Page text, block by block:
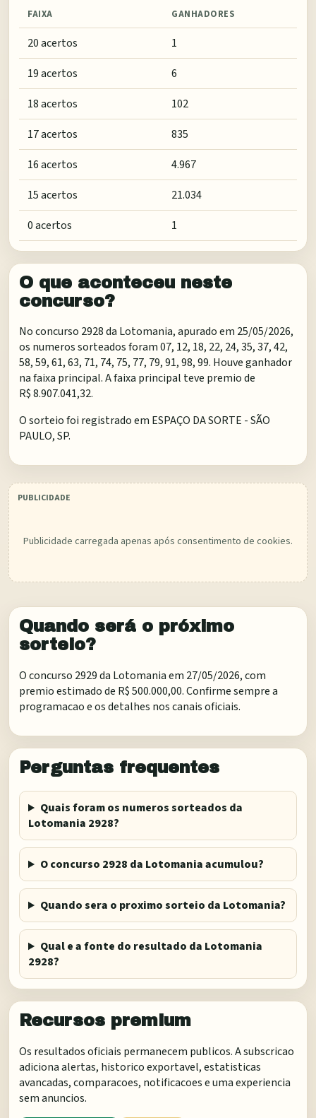
FAIXA GANHADORES
20 acertos
1
19 acertos
6
18 acertos
102
17 acertos
835
16 acertos
4.967
15 acertos
21.034
0 acertos
1
O que aconteceu neste
concurso?
No concurso 2928 da Lotomania, apurado em 25/05/2026,
os numeros sorteados foram 07, 12, 18, 22, 24, 35, 37, 42,
58, 59, 61, 63, 71, 74, 75, 77, 79, 91, 98, 99. Houve ganhador
na faixa principal. A faixa principal teve premio de
R$ 8.907.041,32.
O sorteio foi registrado em ESPAÇO DA SORTE - SÃO
PAULO, SP.
Publicidade carregada apenas após consentimento de cookies.
Quando será o próximo
sorteio?
O concurso 2929 da Lotomania em 27/05/2026, com
premio estimado de R$ 500.000,00. Confirme sempre a
programacao e os detalhes nos canais oficiais.
Perguntas frequentes
Quais foram os numeros sorteados da
Lotomania 2928?
O concurso 2928 da Lotomania acumulou?
Quando sera o proximo sorteio da Lotomania?
Qual e a fonte do resultado da Lotomania
2928?
Recursos premium
Os resultados oficiais permanecem publicos. A subscricao
adiciona alertas, historico exportavel, estatisticas
avancadas, comparacoes, notificacoes e uma experiencia
sem anuncios.